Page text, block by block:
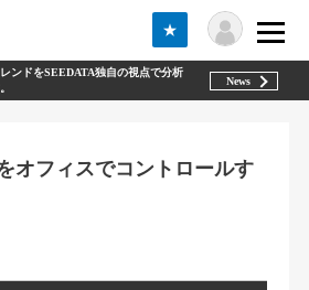
★
ンドをSEEDATA独自の視点で分析
News
オフィスでコントロールす